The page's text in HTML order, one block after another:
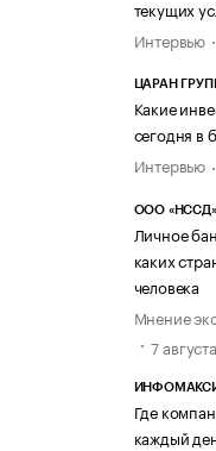
текущих
Интервью
ЦАРАН ГРУПП
Какие
сегодня в
Интервью
ООО «НССД»
Личное
каких
человека
Мнение
7
Где
каждый